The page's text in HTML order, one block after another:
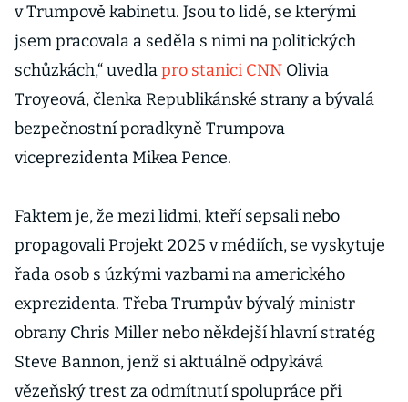
v Trumpově kabinetu. Jsou to lidé, se kterými
jsem pracovala a seděla s nimi na politických
schůzkách,“ uvedlapro stanici CNN Olivia
Troyeová, členka Republikánské strany a bývalá
bezpečnostní poradkyně Trumpova
viceprezidenta Mikea Pence.
Faktem je, že mezi lidmi, kteří sepsali nebo
propagovali Projekt 2025 v médiích, se vyskytuje
řada osob s úzkými vazbami na amerického
exprezidenta. Třeba Trumpův bývalý ministr
obrany Chris Miller nebo někdejší hlavní stratég
Steve Bannon, jenž si aktuálně odpykává
vězeňský trest za odmítnutí spolupráce při